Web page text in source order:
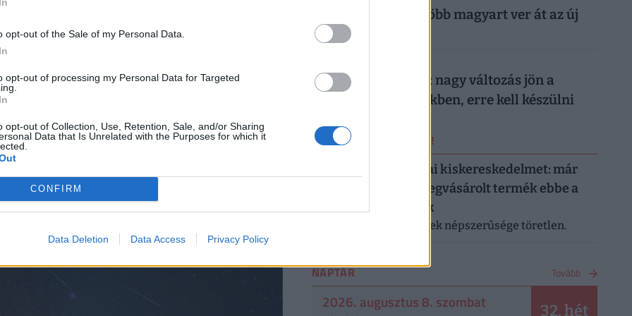
opt-out of the Sale of my Personal Data.
opt-out of processing my Personal Data for Targeted
opt-out of Collection, Use, Retention, Sale, and/or Sharing
Data that Is Unrelated with the Purposes for which it
CONFIRM
Data Deletion Data Access Privacy Policy
szólhat hozzá.Belépés itt!
Legyél te az első!
nyaralását: egyre több magyart ver át az új
digitális trend
Döntött a kormány: nagy változás jön a
háziorvosi rendelőkben, erre kell készülni
ERRŐL NE MARADJ LE!
Letarolták az európai kiskereskedelmet: már
minden második megvásárolt termék ebbe a
kategóriába tartozik
A saját márkás termékek népszerűsége töretlen.
NAPTÁR Tovább
2026. augusztus 8. szombat 32. hét